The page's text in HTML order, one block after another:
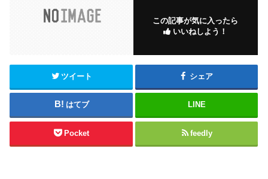
この記事が気に入ったら
いいねしよう！
ツイート シェア
はてブ LINE
Pocket feedly